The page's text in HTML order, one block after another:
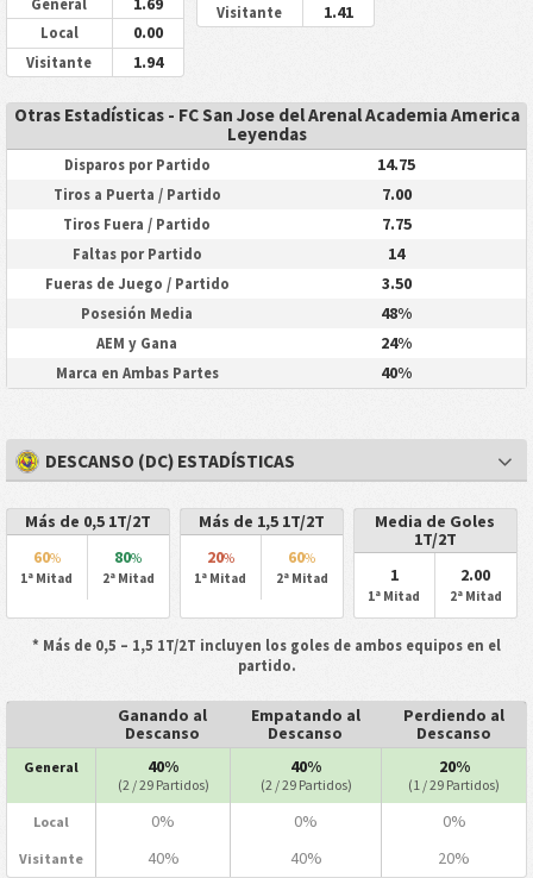
General
Local 0.00
Visitante 1.94
Visitante 1.41
Otras Estadísticas - FC San Jose del Arenal Academia America
Leyendas
Disparos por Partido 14.75
Tiros a Puerta / Partido 7.00
Tiros Fuera / Partido 7.75
Faltas por Partido 14
Fueras de Juego / Partido 3.50
Posesión Media 48%
AEM y Gana 24%
Marca en Ambas Partes 40%
DESCANSO (DC) ESTADÍSTICAS
Más de 0,5 1T/2T
60%
1ª Mitad
80%
2ª Mitad
Más de 1,5 1T/2T
20%
1ª Mitad
60%
2ª Mitad
Media de Goles
1T/2T
1
1ª Mitad
2.00
2ª Mitad
* Más de 0,5 – 1,5 1T/2T incluyen los goles de ambos equipos en el
partido.
Ganando al
Descanso
Empatando al
Descanso
Perdiendo al
Descanso
General 40%
(2 / 29 Partidos)
40%
(2 / 29 Partidos)
20%
(1 / 29 Partidos)
Local 0% 0% 0%
Visitante 40% 40% 20%